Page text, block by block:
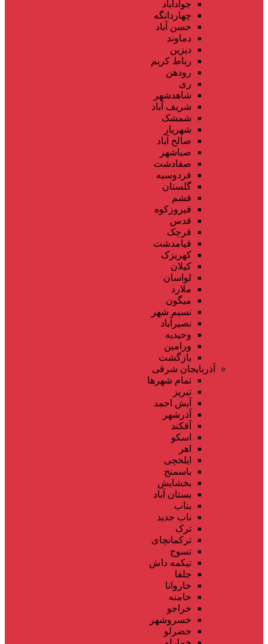
جوادآباد
چهاردانگه
حسن آباد
دماوند
دیزین
رباط کریم
رودهن
ری
شاهدشهر
شریف آباد
شمشک
شهریار
صالح آباد
صباشهر
صفادشت
فردوسیه
گلستان
فشم
فیروزکوه
قدس
قرچک
قیامدشت
کهریزک
کیلان
لواسان
ملارد
میگون
نسیم شهر
نصیرآباد
وحیدیه
ورامین
بازگشت
آذربایجان شرقی
تمام شهر‌ها
تبریز
آبش احمد
آذرشهر
آقکند
اسکو
اهر
ایلخچی
باسمنج
بخشایش
بستان آباد
بناب
ناب جدید
ترک
ترکمانچای
تسوج
تیکمه داش
جلفا
خاروانا
خامنه
خراجو
خسروشهر
خضرلو